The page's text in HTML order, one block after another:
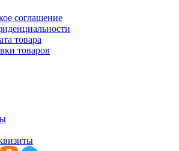
соглашение
товара
товаров